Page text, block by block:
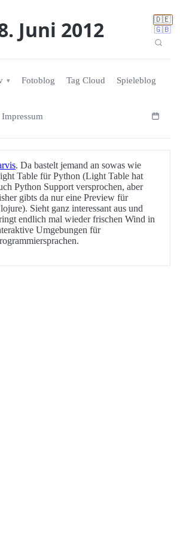
🇩🇪
🇬🇧
Juni 2012
Fotoblog Tag Cloud Spieleblog
Impressum
. Da bastelt jemand an sowas wie
Table für Python (Light Table hat
Python Support versprochen, aber
gibts da nur eine Preview für
Sieht ganz interessant aus und
endlich mal wieder frischen Wind in
Umgebungen für